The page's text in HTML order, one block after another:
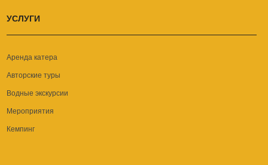
УСЛУГИ
Аренда катера
Авторские туры
Водные экскурсии
Мероприятия
Кемпинг